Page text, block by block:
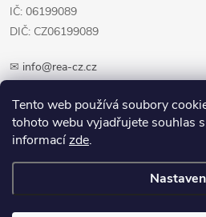
Tento web používá soubory
tohoto webu vyjadřujete souhlas
informacízde.
IČ: 06199089
DIČ: CZ06199089
✉ info@rea-cz.cz
Copyright 2026
cookies